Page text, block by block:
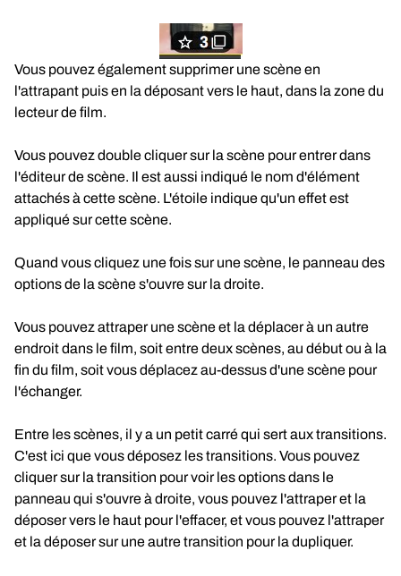
Vous pouvez également supprimer une scène en
l'attrapant puis en la déposant vers le haut, dans la zone du
lecteur de film.
Vous pouvez double cliquer sur la scène pour entrer dans
l'éditeur de scène. Il est aussi indiqué le nom d'élément
attachés à cette scène. L'étoile indique qu'un effet est
appliqué sur cette scène.
Quand vous cliquez une fois sur une scène, le panneau des
options de la scène s'ouvre sur la droite.
Vous pouvez attraper une scène et la déplacer à un autre
endroit dans le film, soit entre deux scènes, au début ou à la
fin du film, soit vous déplacez au-dessus d'une scène pour
l'échanger.
Entre les scènes, il y a un petit carré qui sert aux transitions.
C'est ici que vous déposez les transitions. Vous pouvez
cliquer sur la transition pour voir les options dans le
panneau qui s'ouvre à droite, vous pouvez l'attraper et la
déposer vers le haut pour l'effacer, et vous pouvez l'attraper
et la déposer sur une autre transition pour la dupliquer.